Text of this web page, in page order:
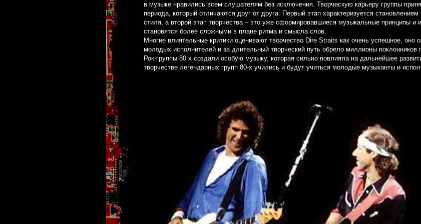
в музыке нравились всем слушателям без исключения. Творческую карьеру группы
периода, который отличаются друг от друга. Первый этап характеризуется
стиля, а второй этап творчества – это уже сформировавшиеся музыкальные принципы и
становятся более сложными в плане ритма и смысла слов.
Многие влиятельные критики оценивают творчество Dire Straits как очень успешное, оно
молодых исполнителей и за длительный творческий путь обрело миллионы поклонников
Рок-группы 80 х создали особую музыку, которая сильно повлияла на дальнейшее
творчестве легендарных групп 80-х учились и будут учиться молодые музыканты и